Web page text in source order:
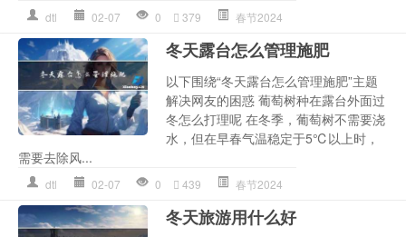
dtl 02-07 0 379 春节2024
冬天露台怎么管理施肥
以下围绕“冬天露台怎么管理施肥”主题
解决网友的困惑 葡萄树种在露台外面过
冬怎么打理呢 在冬季，葡萄树不需要浇
水，但在早春气温稳定于5℃以上时，
需要去除风...
dtl 02-07 0 439 春节2024
冬天旅游用什么好